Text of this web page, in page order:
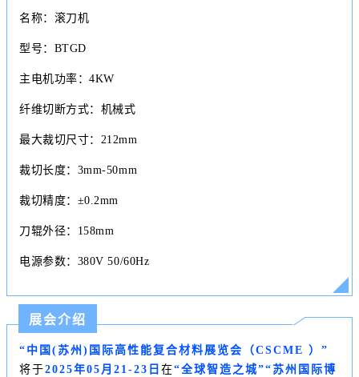
名称：滚刀机
型号：BTGD
主电机功率：4KW
纤维切断方式：机械式
最大裁切尺寸：212mm
裁切长度：3mm-50mm
裁切精度：±0.2mm
刀辊外径：158mm
电源参数：380V 50/60Hz
展会介绍
“中国(苏州)国际高性能复合材料展览会（ CSCME ）”
将于2025年05月21-23日 在“全球智造之城”“苏州国际博